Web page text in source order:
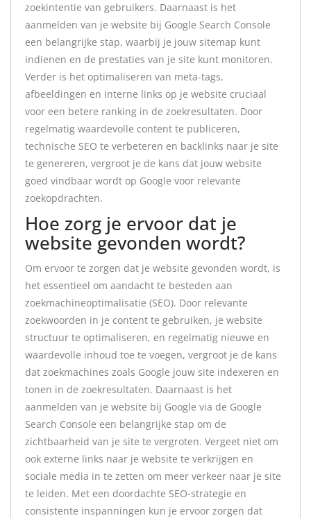
zoekintentie van gebruikers. Daarnaast is het
aanmelden van je website bij Google Search Console
een belangrijke stap, waarbij je jouw sitemap kunt
indienen en de prestaties van je site kunt monitoren.
Verder is het optimaliseren van meta-tags,
afbeeldingen en interne links op je website cruciaal
voor een betere ranking in de zoekresultaten. Door
regelmatig waardevolle content te publiceren,
technische SEO te verbeteren en backlinks naar je site
te genereren, vergroot je de kans dat jouw website
goed vindbaar wordt op Google voor relevante
zoekopdrachten.
Hoe zorg je ervoor dat je
website gevonden wordt?
Om ervoor te zorgen dat je website gevonden wordt, is
het essentieel om aandacht te besteden aan
zoekmachineoptimalisatie (SEO). Door relevante
zoekwoorden in je content te gebruiken, je website
structuur te optimaliseren, en regelmatig nieuwe en
waardevolle inhoud toe te voegen, vergroot je de kans
dat zoekmachines zoals Google jouw site indexeren en
tonen in de zoekresultaten. Daarnaast is het
aanmelden van je website bij Google via de Google
Search Console een belangrijke stap om de
zichtbaarheid van je site te vergroten. Vergeet niet om
ook externe links naar je website te verkrijgen en
sociale media in te zetten om meer verkeer naar je site
te leiden. Met een doordachte SEO-strategie en
consistente inspanningen kun je ervoor zorgen dat